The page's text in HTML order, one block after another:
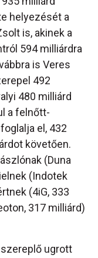
helyezését a
is, akinek a
594 milliárdra
is Veres
492
480 milliárd
a felnőtt-
el, 432
követően.
(Duna
(Indotek
(4iG, 333
317 milliárd)
ugrott